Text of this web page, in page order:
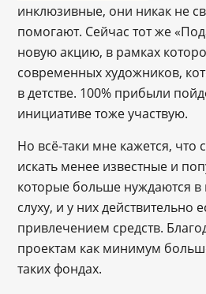
инклюзивные, они никак не
помогают. Сейчас тот же
новую акцию, в рамках
современных художников,
в детстве. 100% прибыли
инициативе тоже участвую.
Но всё-таки мне кажется,
искать менее известные и
которые больше нуждаются
слуху, и у них действительно
привлечением средств.
проектам как минимум
таких фондах.